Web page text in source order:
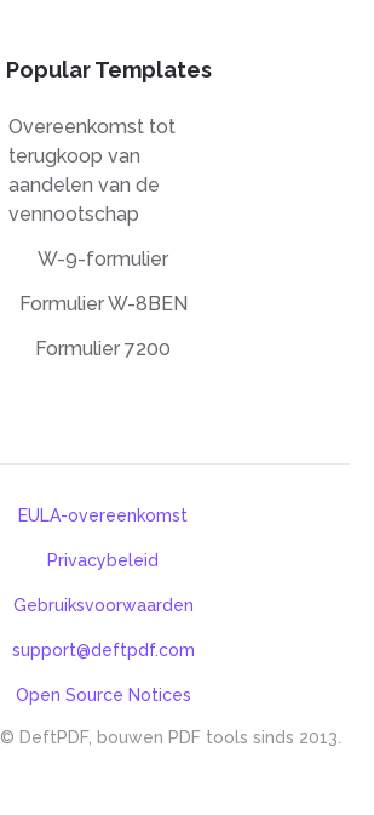
Popular Templates
Overeenkomst tot
terugkoop van
aandelen van de
vennootschap
W-9-formulier
Formulier W-8BEN
Formulier 7200
© DeftPDF, bouwen PDF tools sinds 2013.
EULA-overeenkomst
Privacybeleid
Gebruiksvoorwaarden
support@deftpdf.com
Open Source Notices